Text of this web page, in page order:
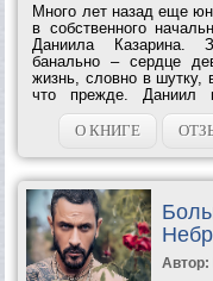
Много лет назад еще
в собственного
Даниила Казарина.
банально – сердце
жизнь, словно в шутку,
что прежде. Даниил
за грань жизни и
похоже,...О КНИГЕ
Автор: